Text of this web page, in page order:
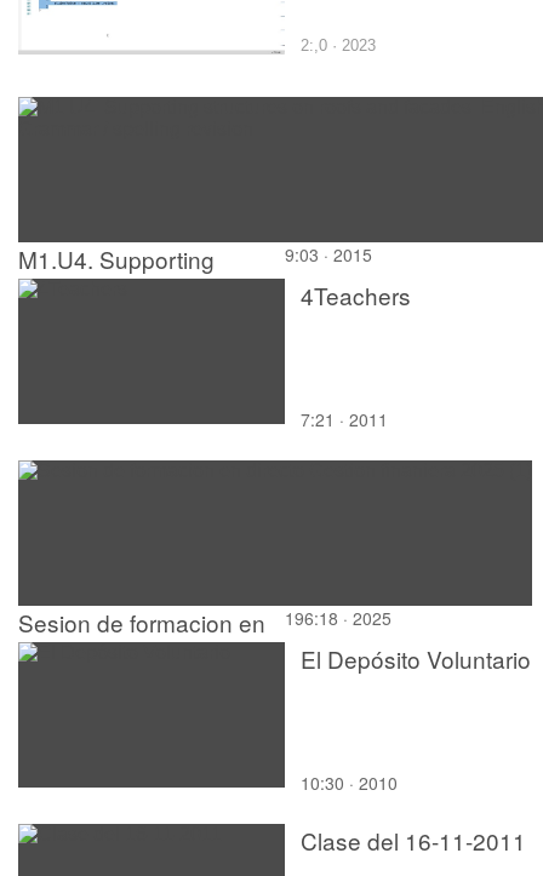
2:,0 · 2023
M1.U4. Supporting
structures on roofs and
9:03 · 2015
4Teachers
7:21 · 2011
Sesion de formacion en
directo Gestion finaniera
196:18 · 2025
El Depósito Voluntario
10:30 · 2010
Clase del 16-11-2011